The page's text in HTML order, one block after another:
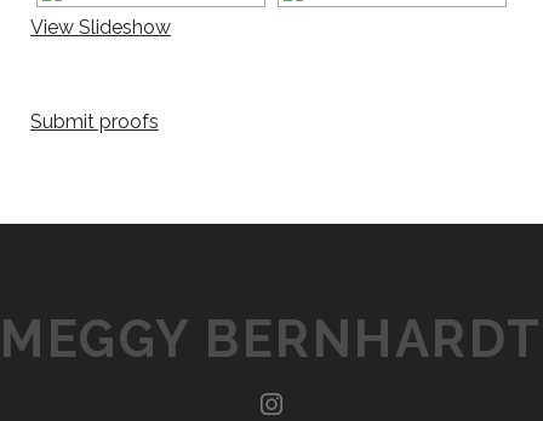
View Slideshow
Submit proofs
MEGGY BERNHARDT
instagram